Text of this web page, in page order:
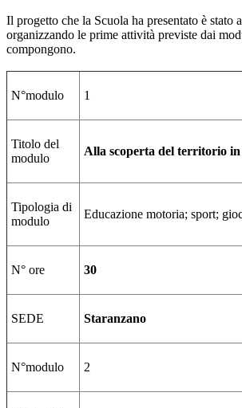
Il progetto che la Scuola ha presentato è stato
organizzando le prime attività previste dai
compongono.
N°modulo 1
Titolo del
modulo
Alla scoperta del territorio
Tipologia di
modulo
Educazione motoria; sport;
N° ore 30
SEDE Staranzano
N°modulo 2